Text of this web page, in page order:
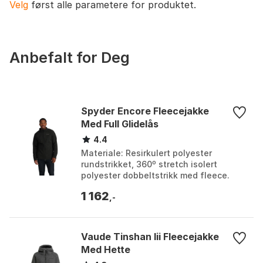
under skalljakke i kaldere perioder. Egner seg for lav
høy slitasje.
Velg først alle parametere for produktet.
Anbefalt for Deg
Spyder Encore Fleecejakke
Med Full Glidelås
4.4
Materiale: Resirkulert polyester
rundstrikket, 360º stretch isolert
polyester dobbeltstrikk med fleece.
underarm og sidekropp....
1 162 ,-
Vaude Tinshan Iii Fleecejakke
Med Hette